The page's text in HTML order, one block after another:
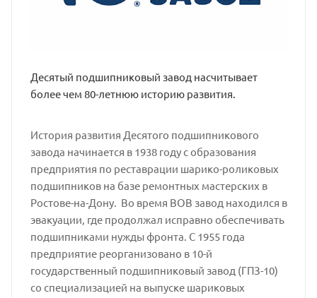
Десятый подшипниковый завод насчитывает
более чем 80-летнюю историю развития.
История развития Десятого подшипникового
завода начинается в 1938 году с образования
предприятия по реставрации шарико-роликовых
подшипников на базе ремонтных мастерских в
Ростове-на-Дону. Во время ВОВ завод находился в
эвакуации, где продолжал исправно обеспечивать
подшипниками нужды фронта. С 1955 года
предприятие реорганизовано в 10-й
государственный подшипниковый завод (ГПЗ-10)
со специализацией на выпуске шариковых